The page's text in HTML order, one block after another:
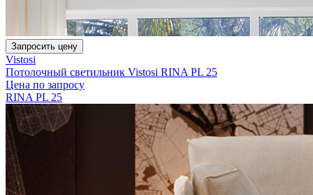
Запросить цену
Vistosi
Потолочный светильник Vistosi RINA PL 25
Цена по запросу
RINA PL 25